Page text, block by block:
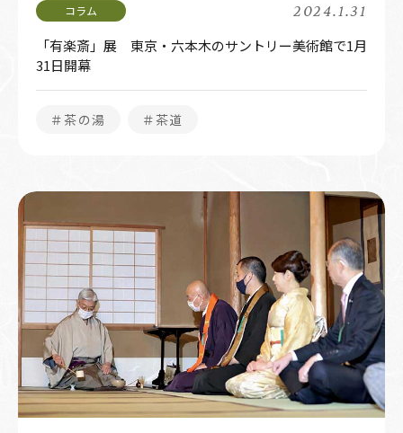
2024.1.31
「有楽斎」展 東京・六本木のサントリー美術館で1月
31日開幕
＃茶の湯 ＃茶道